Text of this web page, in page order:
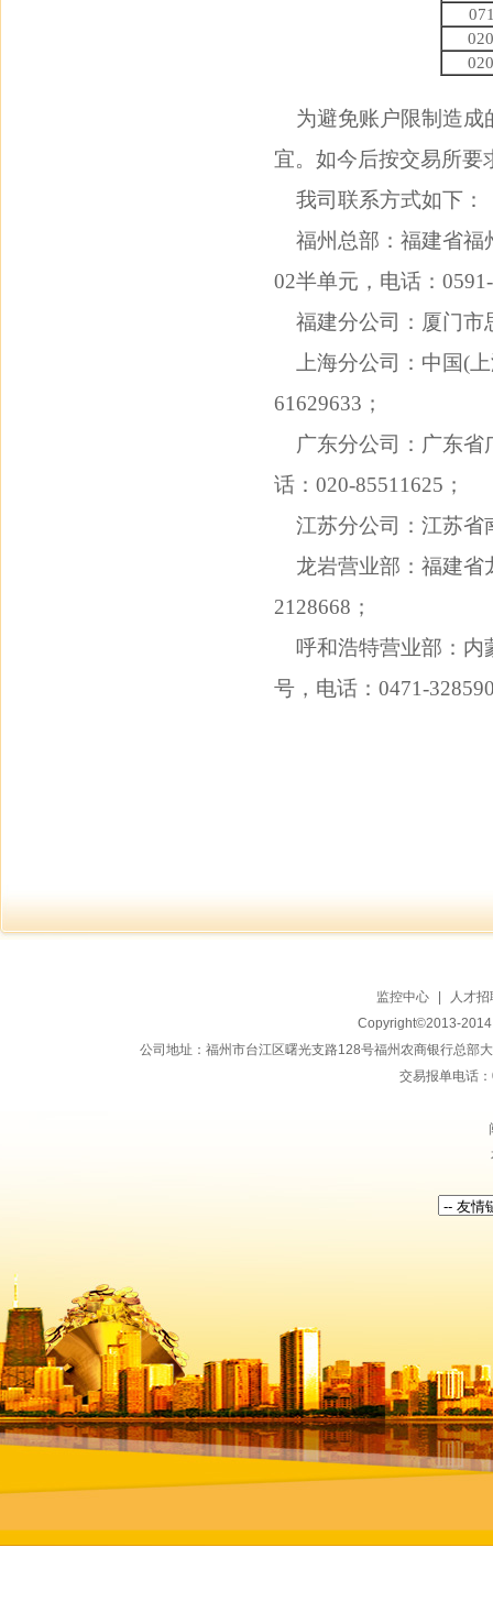
为避免账户限制造成
宜。如今后按交易所要
我司联系方式如下：
福州总部：福建省福
02半单元，电话：
福建分公司：厦门市
上海分公司：中国(上
61629633；
广东分公司：广东省
话：020-85511625；
江苏分公司：江苏省
龙岩营业部：福建省
2128668；
呼和浩特营业部：内
号，电话：0471-
监控中心
人才招
Copyright©2013-
公司地址：福州市台江区曙光支路128号福州农商银行总
交易报单电话